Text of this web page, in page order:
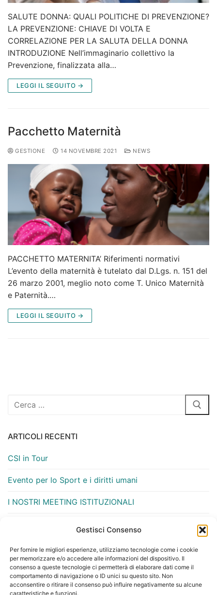
Gestisci Consenso
Per fornire le migliori esperienze, utilizziamo tecnologie come i cookie
per memorizzare e/o accedere alle informazioni del dispositivo. Il
consenso a queste tecnologie ci permetterà di elaborare dati come il
comportamento di navigazione o ID unici su questo sito. Non
acconsentire o ritirare il consenso può influire negativamente su alcune
caratteristiche e funzioni.
SALUTE DONNA: QUALI POLITICHE DI PREVENZIONE?
LA PREVENZIONE: CHIAVE DI VOLTA E
CORRELAZIONE PER LA SALUTA DELLA DONNA
INTRODUZIONE Nell’immaginario collettivo la
Prevenzione, finalizzata alla…
LEGGI IL SEGUITO →
Pacchetto Maternità
GESTIONE 14 NOVEMBRE 2021 NEWS
PACCHETTO MATERNITA’ Riferimenti normativi
L’evento della maternità è tutelato dal D.Lgs. n. 151 del
26 marzo 2001, meglio noto come T. Unico Maternità
e Paternità.…
LEGGI IL SEGUITO →
ARTICOLI RECENTI
CSI in Tour
Evento per lo Sport e i diritti umani
I NOSTRI MEETING ISTITUZIONALI
Moussa Fall e le Olimpiadi
COMMENTI RECENTI